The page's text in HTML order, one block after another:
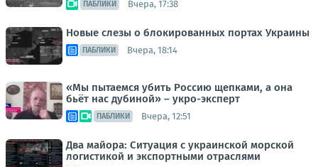
ПАБЛИКИ Вчера, 17:38
Новые слезы о блокированных портах Украины
ПАБЛИКИ Вчера, 18:14
«Мы пытаемся убить Россию щепками, а она
бьёт нас дубиной» – укро-эксперт
ПАБЛИКИ Вчера, 12:51
Два майора: Ситуация с украинской морской
логистикой и экспортными отраслями